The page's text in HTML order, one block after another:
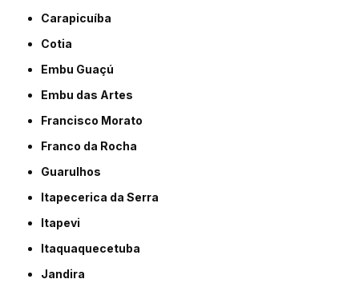
Carapicuíba
Cotia
Embu Guaçú
Embu das Artes
Francisco Morato
Franco da Rocha
Guarulhos
Itapecerica da Serra
Itapevi
Itaquaquecetuba
Jandira